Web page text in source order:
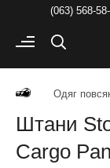
(063) 568-
Одяг
Штани
Cargo